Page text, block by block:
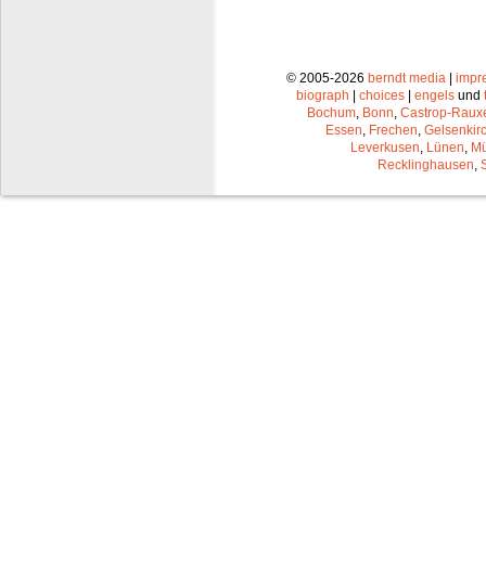
© 2005-2026 berndt media|
biograph | choices | engels und
Bochum, Bonn, Castrop-
Essen, Frechen,
Leverkusen, Lünen,
Recklinghausen,